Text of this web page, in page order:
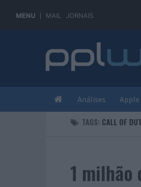
MENU MAIL JORNAIS
Análises Apple
TAGS: CALL OF
1 milhão